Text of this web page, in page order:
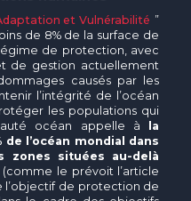
et Vulnérabilité ”
de 8% de la surface de
de protection, avec
de gestion actuellement
causés par les
l’intégrité de l’océan
les populations qui
océan appelle à
la
l’océan mondial dans
zones situées au-delà
(comme le prévoit l’article
l’objectif de protection de